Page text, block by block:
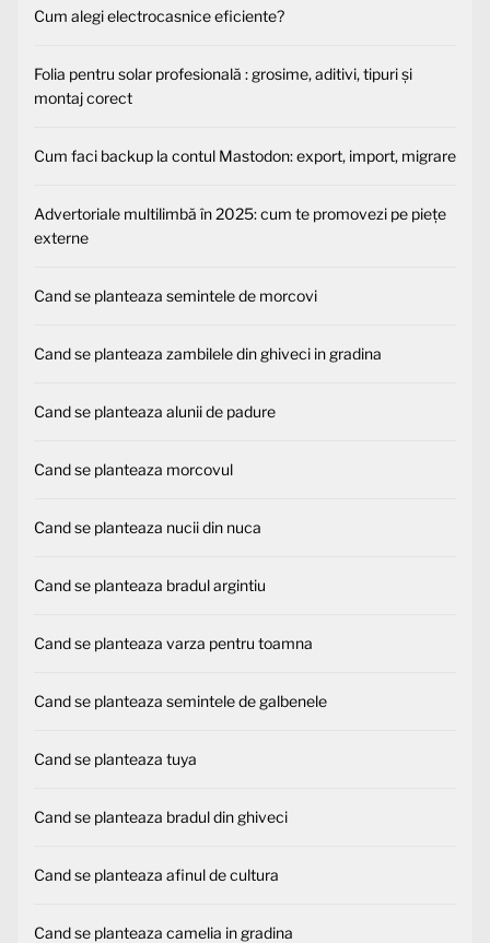
Cum alegi electrocasnice eficiente?
Folia pentru solar profesională : grosime, aditivi, tipuri și
montaj corect
Cum faci backup la contul Mastodon: export, import, migrare
Advertoriale multilimbă în 2025: cum te promovezi pe piețe
externe
Cand se planteaza semintele de morcovi
Cand se planteaza zambilele din ghiveci in gradina
Cand se planteaza alunii de padure
Cand se planteaza morcovul
Cand se planteaza nucii din nuca
Cand se planteaza bradul argintiu
Cand se planteaza varza pentru toamna
Cand se planteaza semintele de galbenele
Cand se planteaza tuya
Cand se planteaza bradul din ghiveci
Cand se planteaza afinul de cultura
Cand se planteaza camelia in gradina